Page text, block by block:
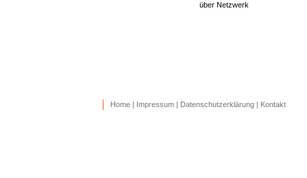
über Netzwerk
Home | Impressum | Datenschutzerklärung | Kontakt